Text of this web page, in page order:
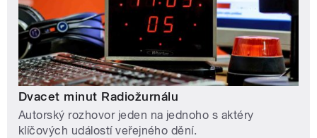
Dvacet minut Radiožurnálu
Autorský rozhovor jeden na jednoho s aktéry
klíčových událostí veřejného dění.